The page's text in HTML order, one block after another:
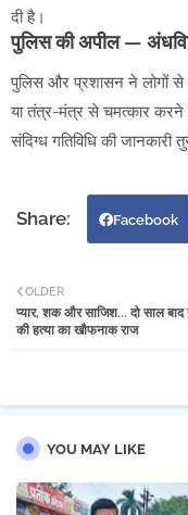
दी है।
पुलिस की अपील —
पुलिस और प्रशासन ने लोगों
या तंत्र-मंत्र से चमत्कार
संदिग्ध गतिविधि की जानकारी
Facebook
OLDER
प्यार, शक और साजिश... दो साल बाद
की हत्या का खौफनाक राज
YOU MAY LIKE